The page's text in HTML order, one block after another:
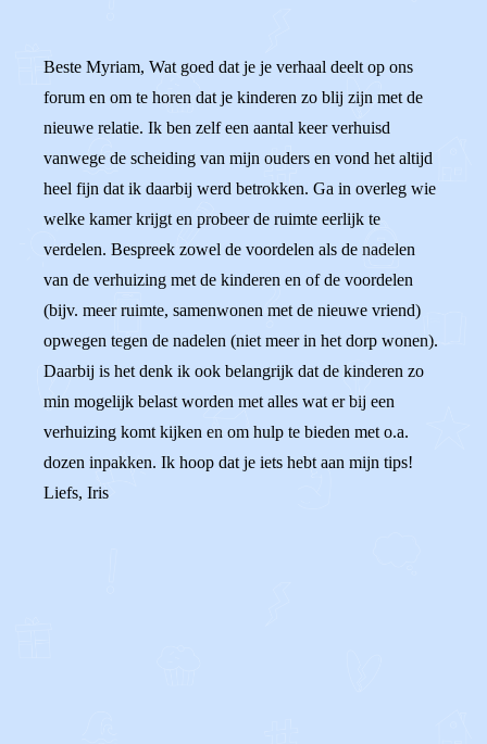
Beste Myriam, Wat goed dat je je verhaal deelt op ons
forum en om te horen dat je kinderen zo blij zijn met de
nieuwe relatie. Ik ben zelf een aantal keer verhuisd
vanwege de scheiding van mijn ouders en vond het altijd
heel fijn dat ik daarbij werd betrokken. Ga in overleg wie
welke kamer krijgt en probeer de ruimte eerlijk te
verdelen. Bespreek zowel de voordelen als de nadelen
van de verhuizing met de kinderen en of de voordelen
(bijv. meer ruimte, samenwonen met de nieuwe vriend)
opwegen tegen de nadelen (niet meer in het dorp wonen).
Daarbij is het denk ik ook belangrijk dat de kinderen zo
min mogelijk belast worden met alles wat er bij een
verhuizing komt kijken en om hulp te bieden met o.a.
dozen inpakken. Ik hoop dat je iets hebt aan mijn tips!
Liefs, Iris